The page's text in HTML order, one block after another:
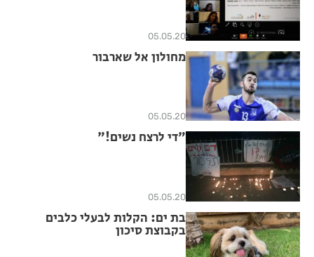
05.05.20
מחולון אל שארבור
05.05.20
"די לרצח נשים!"
05.05.20
בת ים: הקלות לבעלי כלבים
בקבוצת סיכון